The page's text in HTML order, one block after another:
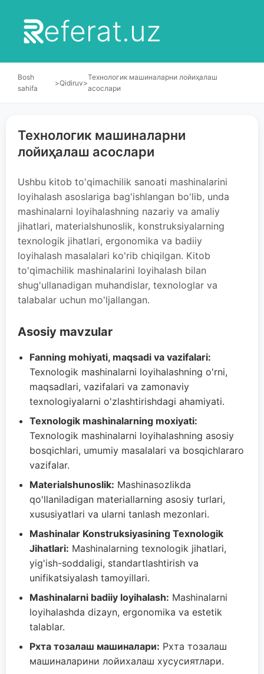
eferat.uz
Bosh
sahifa
>Qidiruv>
Технологик машиналарни лойиҳалаш
асослари
Технологик машиналарни
лойиҳалаш асослари
Ushbu kitob to'qimachilik sanoati mashinalarini
loyihalash asoslariga bag'ishlangan bo'lib, unda
mashinalarni loyihalashning nazariy va amaliy
jihatlari, materialshunoslik, konstruksiyalarning
texnologik jihatlari, ergonomika va badiiy
loyihalash masalalari ko'rib chiqilgan. Kitob
to'qimachilik mashinalarini loyihalash bilan
shug'ullanadigan muhandislar, texnologlar va
talabalar uchun mo'ljallangan.
Asosiy mavzular
Fanning mohiyati, maqsadi va vazifalari:
Texnologik mashinalarni loyihalashning o'rni,
maqsadlari, vazifalari va zamonaviy
texnologiyalarni o'zlashtirishdagi ahamiyati.
Texnologik mashinalarning moxiyati:
Texnologik mashinalarni loyihalashning asosiy
bosqichlari, umumiy masalalari va bosqichlararo
vazifalar.
Materialshunoslik: Mashinasozlikda
qo'llaniladigan materiallarning asosiy turlari,
xususiyatlari va ularni tanlash mezonlari.
Mashinalar Konstruksiyasining Texnologik
Jihatlari: Mashinalarning texnologik jihatlari,
yig'ish-soddaligi, standartlashtirish va
unifikatsiyalash tamoyillari.
Mashinalarni badiiy loyihalash: Mashinalarni
loyihalashda dizayn, ergonomika va estetik
talablar.
Pхта тозалаш машиналари: Pхта тозалаш
машиналарини лойихалаш хусусиятлари.